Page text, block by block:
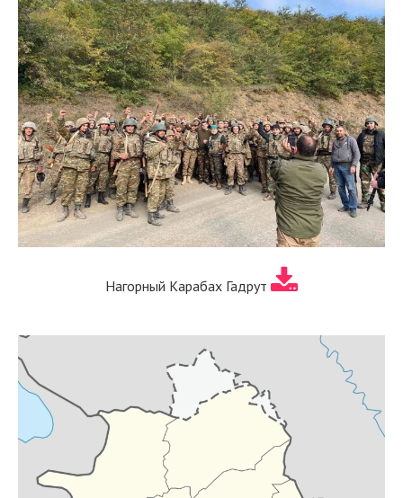
Нагорный Карабах Гадрут